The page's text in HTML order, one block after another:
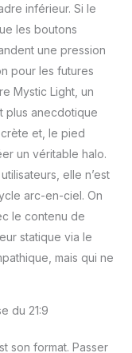
- Les
PC,
mobile &
ports
& HDMI
100Hz); Pied
dans
& ambiance
inférieur. Si le
les boutons
une pression
pour les futures
Mystic Light, un
plus anecdotique
et, le pied
un véritable halo.
elle n’est
arc-en-ciel. On
le contenu de
statique via le
mais qui ne
du 21:9
son format. Passer